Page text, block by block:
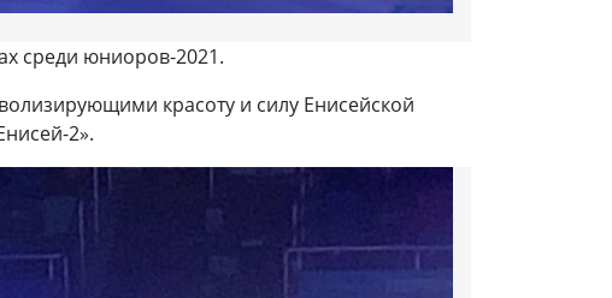
среди юниоров-2021.
красоту и силу Енисейской
2».